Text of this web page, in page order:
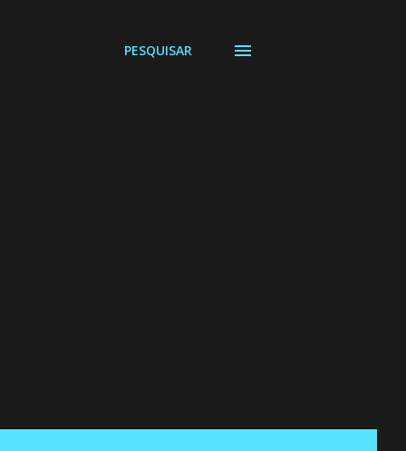
PESQUISAR